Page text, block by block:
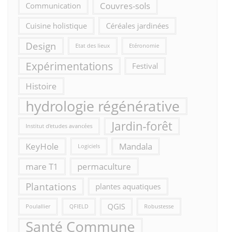
Communication Couvres-sols
Cuisine holistique Céréales jardinées
Design Etat des lieux Etéronomie
Expérimentations Festival
Histoire
hydrologie régénérative
Institut d'etudes avancées Jardin-forêt
KeyHole Logiciels
Mandala
mare T1
permaculture
Plantations plantes aquatiques
Poulallier QFIELD QGIS Robustesse
Santé Commune